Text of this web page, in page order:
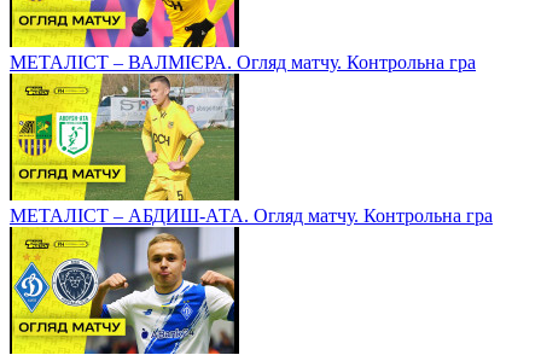
МЕТАЛІСТ – ВАЛМІЄРА. Огляд матчу. Контрольна гра
МЕТАЛІСТ – АБДИШ-АТА. Огляд матчу. Контрольна гра